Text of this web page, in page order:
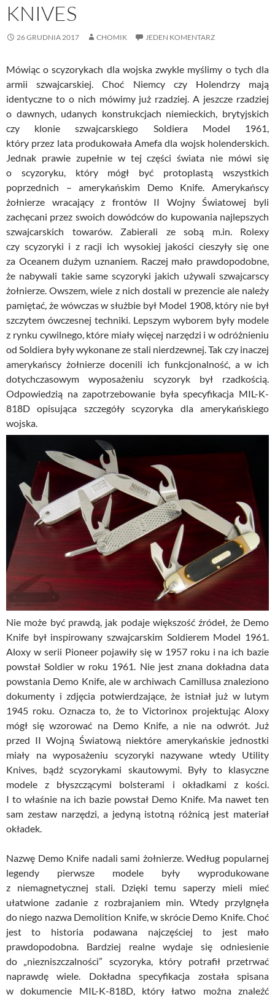
KNIVES
26 GRUDNIA 2017 CHOMIK JEDEN KOMENTARZ
Mówiąc o scyzorykach dla wojska zwykle myślimy o tych dla
armii szwajcarskiej. Choć Niemcy czy Holendrzy mają
identyczne to o nich mówimy już rzadziej. A jeszcze rzadziej
o dawnych, udanych konstrukcjach niemieckich, brytyjskich
czy klonie szwajcarskiego Soldiera Model 1961,
który przez lata produkowała Amefa dla wojsk holenderskich.
Jednak prawie zupełnie w tej części świata nie mówi się
o scyzoryku, który mógł być protoplastą wszystkich
poprzednich – amerykańskim Demo Knife. Amerykańscy
żołnierze wracający z frontów II Wojny Światowej byli
zachęcani przez swoich dowódców do kupowania najlepszych
szwajcarskich towarów. Zabierali ze sobą m.in. Rolexy
czy scyzoryki i z racji ich wysokiej jakości cieszyły się one
za Oceanem dużym uznaniem. Raczej mało prawdopodobne,
że nabywali takie same scyzoryki jakich używali szwajcarscy
żołnierze. Owszem, wiele z nich dostali w prezencie ale należy
pamiętać, że wówczas w służbie był Model 1908, który nie był
szczytem ówczesnej techniki. Lepszym wyborem były modele
z rynku cywilnego, które miały więcej narzędzi i w odróżnieniu
od Soldiera były wykonane ze stali nierdzewnej. Tak czy inaczej
amerykańscy żołnierze docenili ich funkcjonalność, a w ich
dotychczasowym wyposażeniu scyzoryk był rzadkością.
Odpowiedzią na zapotrzebowanie była specyfikacja MIL-K-
818D opisująca szczegóły scyzoryka dla amerykańskiego
wojska.
Nie może być prawdą, jak podaje większość źródeł, że Demo
Knife był inspirowany szwajcarskim Soldierem Model 1961.
Aloxy w serii Pioneer pojawiły się w 1957 roku i na ich bazie
powstał Soldier w roku 1961. Nie jest znana dokładna data
powstania Demo Knife, ale w archiwach Camillusa znaleziono
dokumenty i zdjęcia potwierdzające, że istniał już w lutym
1945 roku. Oznacza to, że to Victorinox projektując Aloxy
mógł się wzorować na Demo Knife, a nie na odwrót. Już
przed II Wojną Światową niektóre amerykańskie jednostki
miały na wyposażeniu scyzoryki nazywane wtedy Utility
Knives, bądź scyzorykami skautowymi. Były to klasyczne
modele z błyszczącymi bolsterami i okładkami z kości.
I to właśnie na ich bazie powstał Demo Knife. Ma nawet ten
sam zestaw narzędzi, a jedyną istotną różnicą jest materiał
okładek.
Nazwę Demo Knife nadali sami żołnierze. Według popularnej
legendy pierwsze modele były wyprodukowane
z niemagnetycznej stali. Dzięki temu saperzy mieli mieć
ułatwione zadanie z rozbrajaniem min. Wtedy przylgnęła
do niego nazwa Demolition Knife, w skrócie Demo Knife. Choć
jest to historia podawana najczęściej to jest mało
prawdopodobna. Bardziej realne wydaje się odniesienie
do „niezniszczalności” scyzoryka, który potrafił przetrwać
naprawdę wiele. Dokładna specyfikacja została spisana
w dokumencie MIL-K-818D, który łatwo można znaleźć